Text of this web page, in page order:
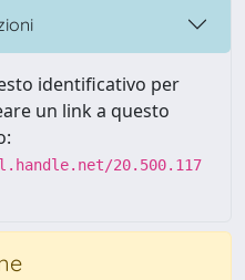
identificativo per
un link a questo
20.500.117